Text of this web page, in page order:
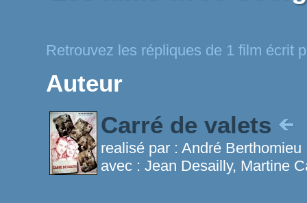
Retrouvez les répliques de 1 film écrit
Auteur
Carré de valets
realisé par : André Berthomieu
avec : Jean Desailly, Martine